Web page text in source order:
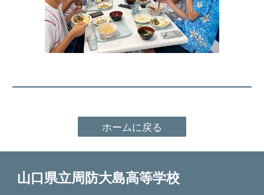
ホームに戻る
山口県立周防大島高等学校